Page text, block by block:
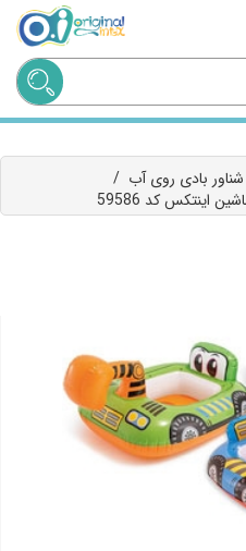
شناور بادی روی آب /